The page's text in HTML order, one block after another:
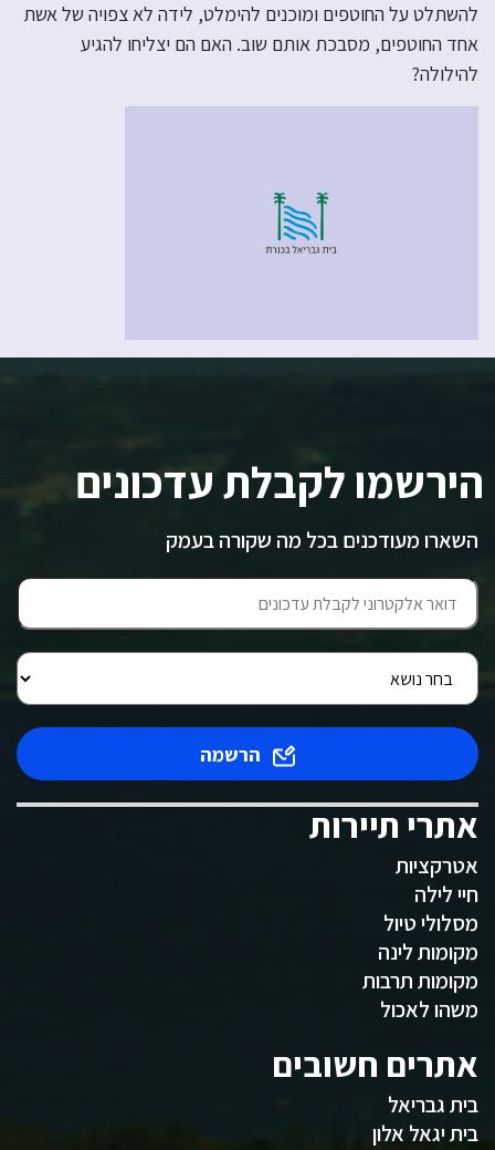
להשתלט על החוטפים ומוכנים להימלט, לידה לא צפויה של אשת
אחד החוטפים, מסבכת אותם שוב. האם הם יצליחו להגיע
להילולה?
הירשמו לקבלת עדכונים
השארו מעודכנים בכל מה שקורה בעמק
הרשמה
אתרי תיירות
אטרקציות
חיי לילה
מסלולי טיול
מקומות לינה
מקומות תרבות
משהו לאכול
אתרים חשובים
בית גבריאל
בית יגאל אלון